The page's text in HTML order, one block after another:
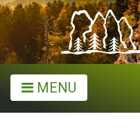
MENU